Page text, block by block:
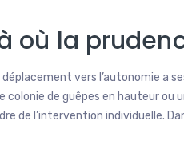
où la
déplacement vers l’autonomie a
colonie de guêpes en hauteur
de l’intervention individuelle.